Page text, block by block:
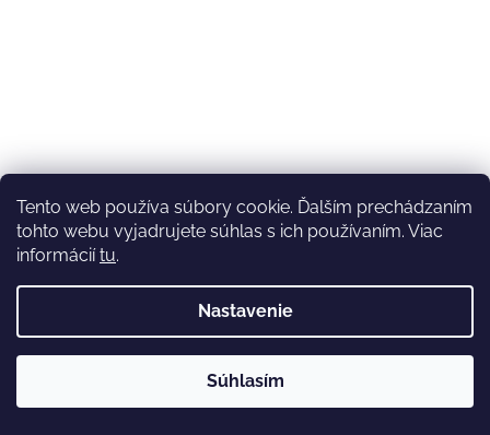
Tento web používa súbory cookie. Ďalším prechádzaním
tohto webu vyjadrujete súhlas s ich používaním. Viac
informáciítu.
Nastavenie
Súhlasím
nedostupná (na email reagujeme nonstop), expedícia ako
obvykle💚Ďakujeme, že ste s nami💚